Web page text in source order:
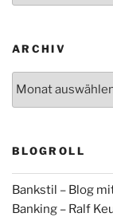
ARCHIV
BLOGROLL
Bankstil – Blog
Banking – Ralf